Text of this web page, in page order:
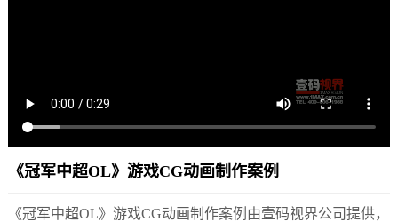
《冠军中超OL》游戏CG动画制作案例
《冠军中超OL》游戏CG动画制作案例由壹码视界公司提供，